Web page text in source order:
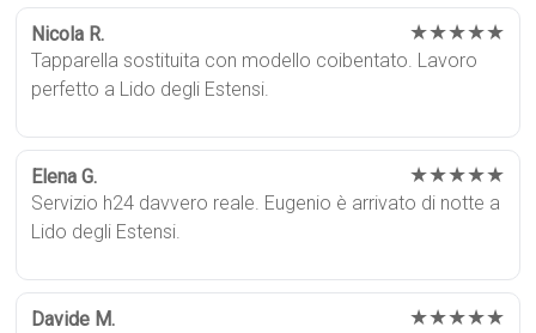
Nicola R. ★★★★★
Tapparella sostituita con modello coibentato. Lavoro
perfetto a Lido degli Estensi.
Elena G. ★★★★★
Servizio h24 davvero reale. Eugenio è arrivato di notte a
Lido degli Estensi.
Davide M. ★★★★★